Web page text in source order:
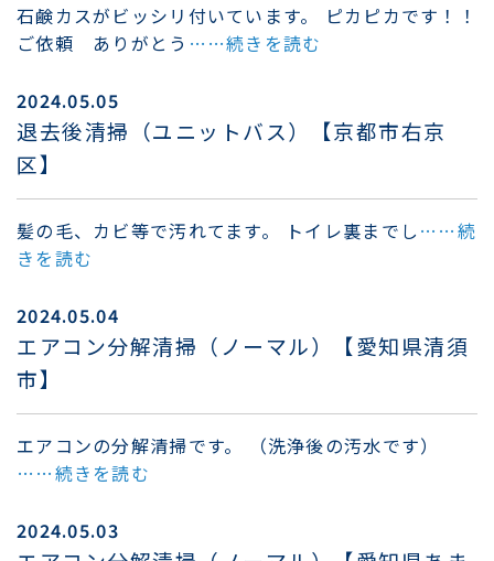
石鹸カスがビッシリ付いています。 ピカピカです！！
ご依頼 ありがとう ……続きを読む
2024.05.05
退去後清掃（ユニットバス）【京都市右京
区】
髪の毛、カビ等で汚れてます。 トイレ裏までし ……続
きを読む
2024.05.04
エアコン分解清掃（ノーマル）【愛知県清須
市】
エアコンの分解清掃です。 （洗浄後の汚水です）
……続きを読む
2024.05.03